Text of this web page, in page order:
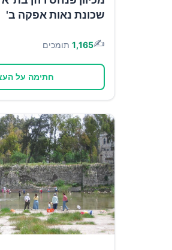
שכונת נאות אפקה ב'
✍️
1,165 תומכים
חתימה על